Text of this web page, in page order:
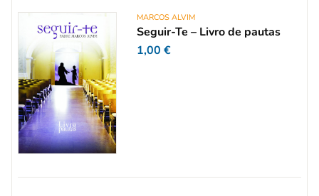
MARCOS ALVIM
Seguir-Te – Livro de pautas
1,00€